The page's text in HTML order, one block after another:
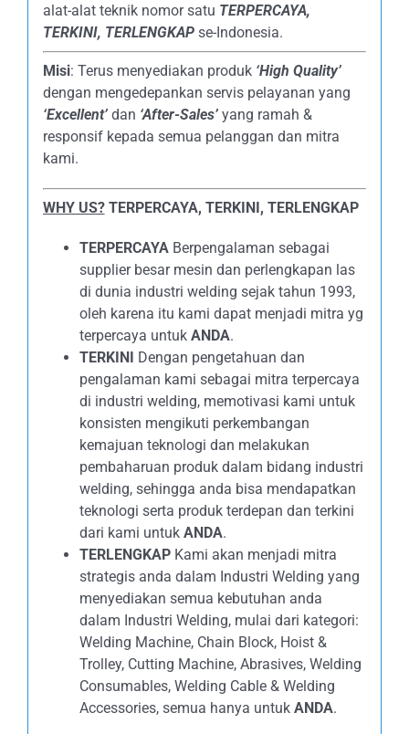
alat-alat teknik nomor satu TERPERCAYA,
TERKINI, TERLENGKAPse-Indonesia.
Misi: Terus menyediakan produk ‘High Quality’
dengan mengedepankan servis pelayanan yang
‘Excellent’dan ‘After-Sales’yang ramah &
responsif kepada semua pelanggan dan mitra
kami.
WHY US? TERPERCAYA, TERKINI, TERLENGKAP
TERPERCAYABerpengalaman sebagai
supplier besar mesin dan perlengkapan las
di dunia industri welding sejak tahun 1993,
oleh karena itu kami dapat menjadi mitra yg
terpercaya untuk ANDA.
TERKINI Dengan pengetahuan dan
pengalaman kami sebagai mitra terpercaya
di industri welding, memotivasi kami untuk
konsisten mengikuti perkembangan
kemajuan teknologi dan melakukan
pembaharuan produk dalam bidang industri
welding, sehingga anda bisa mendapatkan
teknologi serta produk terdepan dan terkini
dari kami untuk ANDA.
TERLENGKAPKami akan menjadi mitra
strategis anda dalam Industri Welding yang
menyediakan semua kebutuhan anda
dalam Industri Welding, mulai dari kategori:
Welding Machine, Chain Block, Hoist &
Trolley, Cutting Machine, Abrasives, Welding
Consumables, Welding Cable & Welding
Accessories, semua hanya untuk ANDA.